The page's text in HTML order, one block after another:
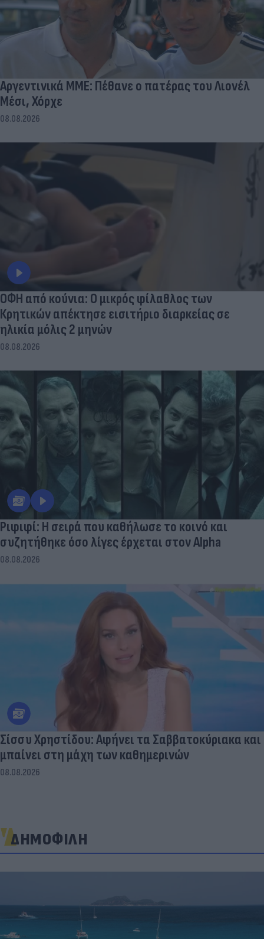
Αργεντινικά ΜΜΕ: Πέθανε ο πατέρας του Λιονέλ
Μέσι, Χόρχε
08.08.2026
ΟΦΗ από κούνια: Ο μικρός φίλαθλος των
Κρητικών απέκτησε εισιτήριο διαρκείας σε
ηλικία μόλις 2 μηνών
08.08.2026
Ριφιφί: Η σειρά που καθήλωσε το κοινό και
συζητήθηκε όσο λίγες έρχεται στον Alpha
08.08.2026
Σίσσυ Χρηστίδου: Αφήνει τα Σαββατοκύριακα και
μπαίνει στη μάχη των καθημερινών
08.08.2026
ΔΗΜΟΦΙΛΗ